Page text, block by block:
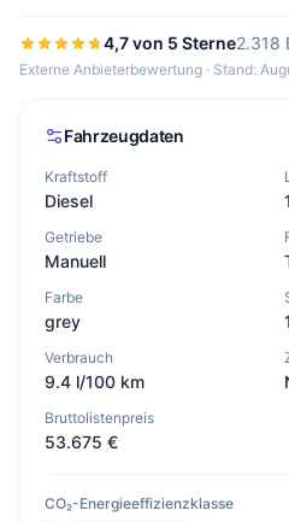
4,7 von 5 Sterne2.318
Externe Anbieterbewertung · Stand:
Fahrzeugdaten
Kraftstoff
Diesel
Getriebe
Manuell
Farbe
grey
Verbrauch
9.4 l/100 km
Bruttolistenpreis
53.675 €
CO₂-Energieeffizienzklasse